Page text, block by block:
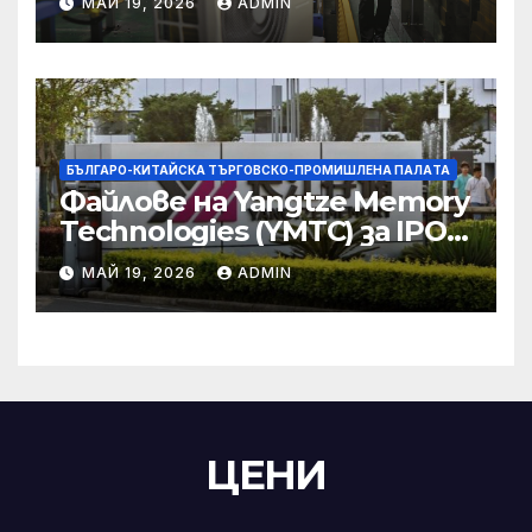
търговски консултации:
министерство
БЪЛГАРО-КИТАЙСКА ТЪРГОВСКО-ПРОМИШЛЕНА ПАЛAТА
Файлове на Yangtze Memory
Technologies (YMTC) за IPO
на STAR Market
МАЙ 19, 2026 ADMIN
ЦЕНИ